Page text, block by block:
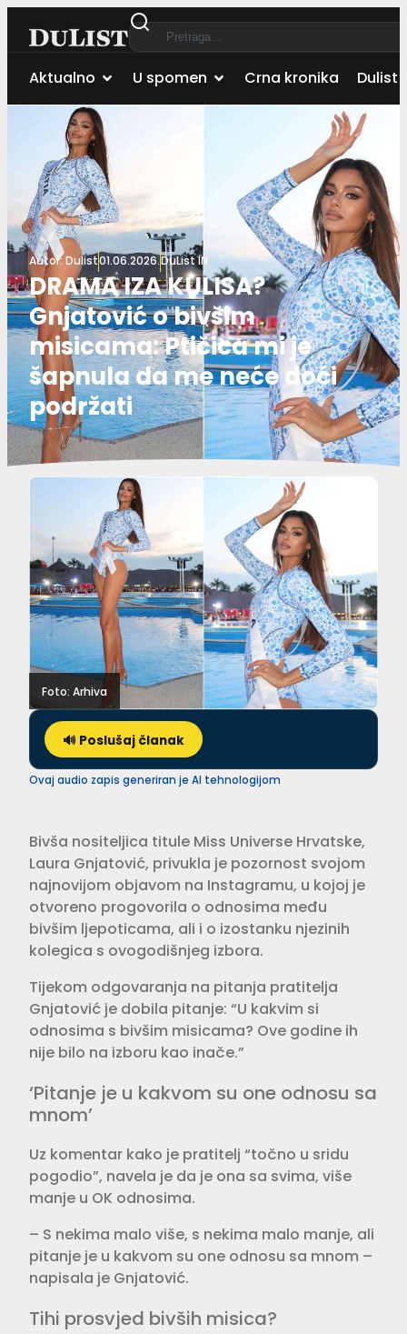
Aktualno U spomen Crna kronika Dulist
Autor:Dulist01.06.2026.DuList IN
DRAMA IZA KULISA?
Gnjatović o bivšim
misicama: Ptičica mi je
šapnula da me neće doći
podržati
Foto: Arhiva
🔊 Poslušaj članak
Ovaj audio zapis generiran je AI tehnologijom
Bivša nositeljica titule Miss Universe Hrvatske,
Laura Gnjatović, privukla je pozornost svojom
najnovijom objavom na Instagramu, u kojoj je
otvoreno progovorila o odnosima među
bivšim ljepoticama, ali i o izostanku njezinih
kolegica s ovogodišnjeg izbora.
Tijekom odgovaranja na pitanja pratitelja
Gnjatović je dobila pitanje: “U kakvim si
odnosima s bivšim misicama? Ove godine ih
nije bilo na izboru kao inače.”
‘Pitanje je u kakvom su one odnosu sa
mnom’
Uz komentar kako je pratitelj “točno u sridu
pogodio”, navela je da je ona sa svima, više
manje u OK odnosima.
– S nekima malo više, s nekima malo manje, ali
pitanje je u kakvom su one odnosu sa mnom –
napisala je Gnjatović.
Tihi prosvjed bivših misica?